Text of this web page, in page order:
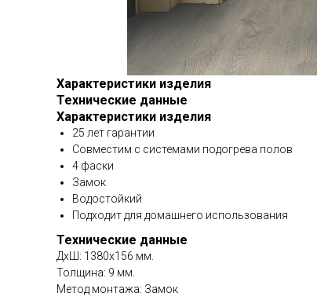
Характеристики изделия
Технические данные
Характеристики изделия
25 лет гарантии
Совместим с системами подогрева полов
4 фаски
Замок
Водостойкий
Подходит для домашнего использования
Технические данные
ДхШ: 1380х156 мм.
Толщина: 9 мм.
Метод монтажа: Замок